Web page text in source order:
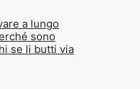
a lungo
sono
se li butti via